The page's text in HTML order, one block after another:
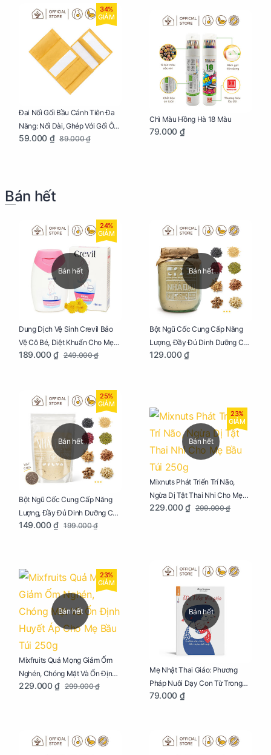
34%
GIẢM
Đai Nối Gối Bầu Cánh Tiên Đa
Năng: Nối Dài, Ghép Với Gối Ôm
Dễ Dàng
59.000 ₫ 89.000 ₫
Chì Màu Hồng Hà 18 Màu
79.000 ₫
Bán hết
Bán hết
24%
GIẢM
Dung Dịch Vệ Sinh Crevil Bảo
Vệ Cô Bé, Diệt Khuẩn Cho Mẹ
Bầu Chai 100ml
189.000 ₫ 249.000 ₫
Bán hết
Bột Ngũ Cốc Cung Cấp Năng
Lượng, Đầy Đủ Dinh Dưỡng Cho
Mẹ Bầu Hũ 250g
129.000 ₫
Bán hết
25%
GIẢM
Bột Ngũ Cốc Cung Cấp Năng
Lượng, Đầy Đủ Dinh Dưỡng Cho
Mẹ Bầu Túi 250g
149.000 ₫ 199.000 ₫
Bán hết
23%
GIẢM
Mixnuts Phát Triển Trí Não,
Ngừa Dị Tật Thai Nhi Cho Mẹ
Bầu Túi 250g
229.000 ₫ 299.000 ₫
Bán hết
23%
GIẢM
Mixfruits Quả Mọng Giảm Ốm
Nghén, Chóng Mặt Và Ổn Định
Huyết Áp Cho Mẹ Bầu Túi 250g
229.000 ₫ 299.000 ₫
Bán hết
Mẹ Nhật Thai Giáo: Phương
Pháp Nuôi Dạy Con Từ Trong
Bụng Mẹ
79.000 ₫